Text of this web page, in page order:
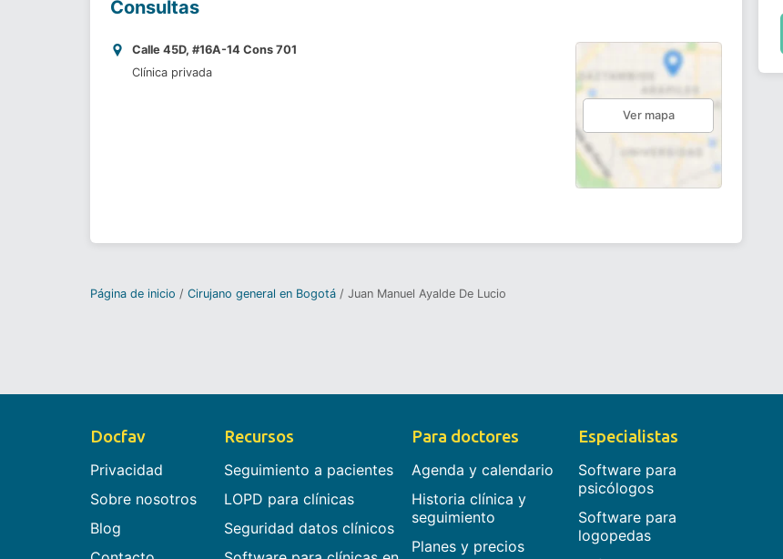
Consultas
Calle 45D, #16A-14 Cons 701
Clínica privada
Ver mapa
Página de inicio Cirujano general en Bogotá Juan Manuel Ayalde De Lucio
Docfav
Privacidad
Sobre nosotros
Blog
Recursos
Seguimiento a pacientes
LOPD para clínicas
Seguridad datos clínicos
Para doctores
Agenda y calendario
Historia clínica y
seguimiento
Planes y precios
Especialistas
Software para
psicólogos
Software para
logopedas